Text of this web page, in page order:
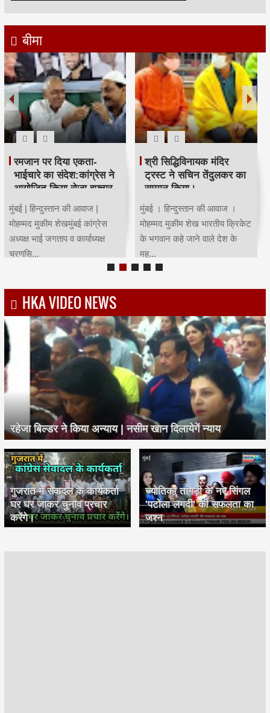
बीमा
रमजान पर दिया एकता-
भाईचारे का संदेश:कांग्रेस ने
आयोजित किया रोजा इफ्तार
मुंबई | हिन्दुस्तान की आवाज |
मोहम्मद मुकीम शेखमुंबई कांग्रेस
अध्यक्ष भाई जगताप व कार्याध्यक्ष
चरणसि...
श्री सिद्धिविनायक मंदिर
ट्रस्ट ने सचिन तेंदुलकर का
सम्मान किया।
मुंबई । हिन्दुस्तान की आवाज ।
मोहम्मद मुकीम शेख भारतीय क्रिकेट
के भगवान कहे जाने वाले देश के
मह...
HKA VIDEO NEWS
रहेजा बिल्डर ने किया अन्याय | नसीम खान दिलायेगें न्याय
गुजरात में सेवादल के कार्यकर्ता
घर घर जाकर चुनाव प्रचार
करेंगे।
ज्योतिका तांगड़ी के नए सिंगल
'पटोला लगदी' की सफलता का
जश्न